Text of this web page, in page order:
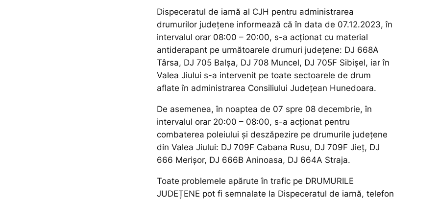
Dispeceratul de iarnă al CJH pentru administrarea
drumurilor județene informează că în data de 07.12.2023, în
intervalul orar 08:00 – 20:00, s-a acționat cu material
antiderapant pe următoarele drumuri județene: DJ 668A
Târsa, DJ 705 Balșa, DJ 708 Muncel, DJ 705F Sibișel, iar în
Valea Jiului s-a intervenit pe toate sectoarele de drum
aflate în administrarea Consiliului Județean Hunedoara.
De asemenea, în noaptea de 07 spre 08 decembrie, în
intervalul orar 20:00 – 08:00, s-a acționat pentru
combaterea poleiului și deszăpezire pe drumurile județene
din Valea Jiului: DJ 709F Cabana Rusu, DJ 709F Jieț, DJ
666 Merișor, DJ 666B Aninoasa, DJ 664A Straja.
Toate problemele apărute în trafic pe DRUMURILE
JUDEȚENE pot fi semnalate la Dispeceratul de iarnă, telefon